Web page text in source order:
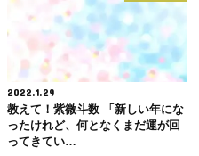
2022.1.29
教えて！紫微斗数 「新しい年にな
ったけれど、何となくまだ運が回
ってきてい…